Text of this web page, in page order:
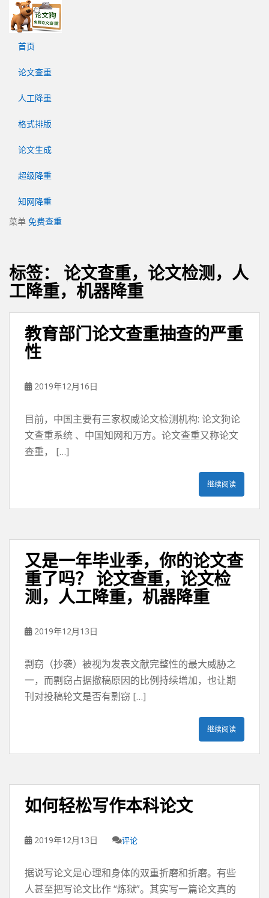
首页
论文查重
人工降重
格式排版
论文生成
超级降重
知网降重
菜单 免费查重
标签： 论文查重，论文检测，人
工降重，机器降重
教育部门论文查重抽查的严重
性
2019年12月16日
目前，中国主要有三家权威论文检测机构: 论文狗论
文查重系统 、中国知网和万方。论文查重又称论文
查重， […]
继续阅读
又是一年毕业季，你的论文查
重了吗？ 论文查重，论文检
测，人工降重，机器降重
2019年12月13日
剽窃（抄袭）被视为发表文献完整性的最大威胁之
一，而剽窃占据撤稿原因的比例持续增加，也让期
刊对投稿轮文是否有剽窃 […]
继续阅读
如何轻松写作本科论文
2019年12月13日 评论
据说写论文是心理和身体的双重折磨和折磨。有些
人甚至把写论文比作 “炼狱”。其实写一篇论文真的